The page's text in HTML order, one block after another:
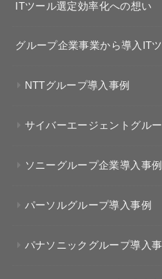
ITツール選定効率化への想い
グループ企業事業から導入IT
NTTグループ導入事例
サイバーエージェントグル
ソニーグループ企業導入事例
パーソルグループ導入事例
パナソニックグループ導入事